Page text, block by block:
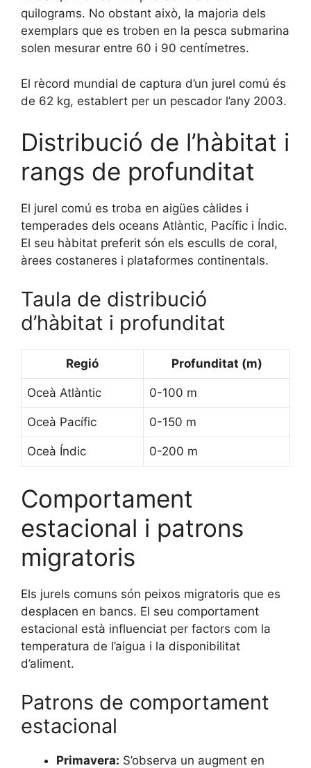
quilograms. No obstant això, la majoria dels
exemplars que es troben en la pesca submarina
solen mesurar entre 60 i 90 centímetres.
El rècord mundial de captura d’un jurel comú és
de 62 kg, establert per un pescador l’any 2003.
Distribució de l’hàbitat i
rangs de profunditat
El jurel comú es troba en aigües càlides i
temperades dels oceans Atlàntic, Pacífic i Índic.
El seu hàbitat preferit són els esculls de coral,
àrees costaneres i plataformes continentals.
Taula de distribució
d’hàbitat i profunditat
Regió Profunditat (m)
Oceà Atlàntic 0-100 m
Oceà Pacífic 0-150 m
Oceà Índic 0-200 m
Comportament
estacional i patrons
migratoris
Els jurels comuns són peixos migratoris que es
desplacen en bancs. El seu comportament
estacional està influenciat per factors com la
temperatura de l’aigua i la disponibilitat
d’aliment.
Patrons de comportament
estacional
Primavera: S’observa un augment en